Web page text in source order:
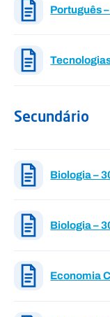
Português
Secundário
Biologia –
Biologia –
Economia